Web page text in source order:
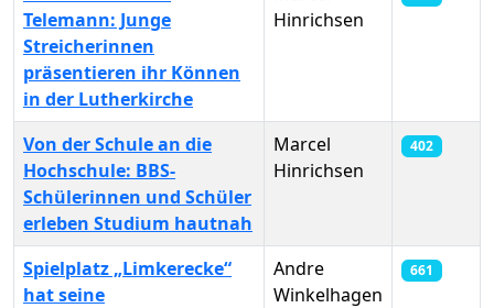
Telemann: Junge
Streicherinnen
präsentieren ihr Können
in der Lutherkirche
Hinrichsen
Von der Schule an die
Hochschule: BBS-
Schülerinnen und Schüler
erleben Studium hautnah
Marcel
Hinrichsen
402
Spielplatz „Limkerecke“
hat seine
Andre
Winkelhagen
661